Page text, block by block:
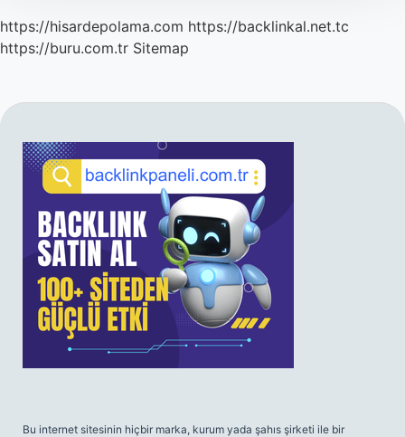
https://hisardepolama.com https://backlinkal.net.tc
https://buru.com.tr Sitemap
SIDEBAR
Bu internet sitesinin hiçbir marka, kurum yada şahıs şirketi ile bir